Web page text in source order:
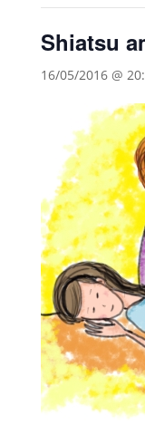
Shiatsu
16/05/2016 @